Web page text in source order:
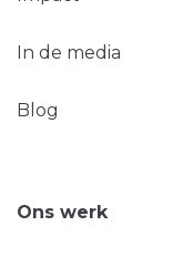
In de media
Blog
Ons werk